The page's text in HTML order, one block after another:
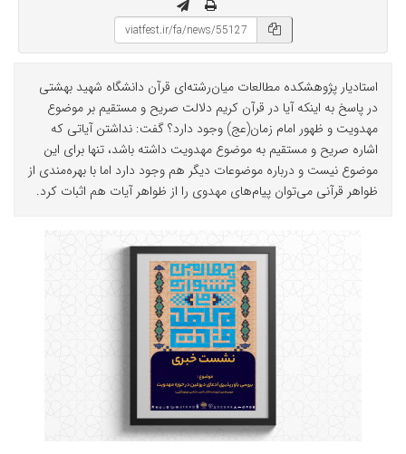
استادیار پژوهشکده مطالعات میان‌رشته‌ای قرآن دانشگاه شهید بهشتی
در پاسخ به اینکه آیا در قرآن کریم دلالت صریح و مستقیم بر موضوع
مهدویت و ظهور امام زمان(عج) وجود دارد؟ گفت: نداشتن آیاتی که
اشاره صریح و مستقیم به موضوع مهدویت داشته‎ باشد، تنها برای این
موضوع نیست و درباره موضوعات دیگر هم وجود دارد اما با بهره‌مندی از
ظواهر قرآنی می‌توان پیام‌های مهدوی را از ظواهر آیات هم اثبات کرد.